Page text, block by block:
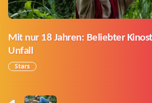
Mit nur 18 Jahren: Beliebter
Unfall
Stars